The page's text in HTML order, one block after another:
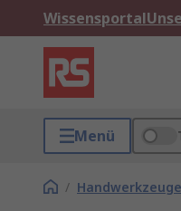
Wissensportal
Menü
/ Handwerkzeuge